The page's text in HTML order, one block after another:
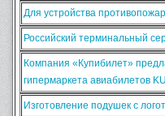
Для устройства
Российский терминальный
Компания «Купибилет»
гипермаркета авиабилетов
Изготовление подушек с